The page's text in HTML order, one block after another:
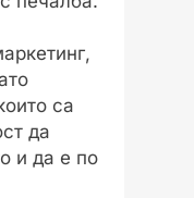
са
да
и да е по